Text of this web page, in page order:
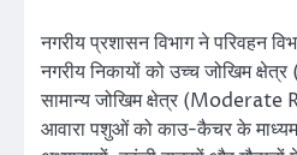
नगरीय प्रशासन विभाग ने परिवहन
नगरीय निकायों को उच्च जोखिम
सामान्य जोखिम क्षेत्र (Moderate
आवारा पशुओं को काउ-कैचर के